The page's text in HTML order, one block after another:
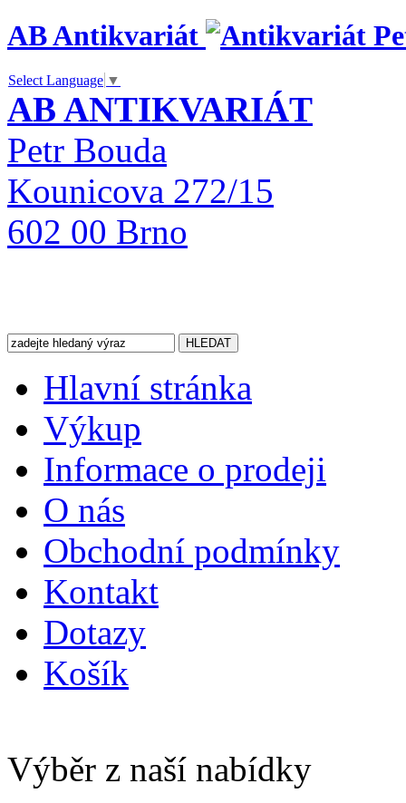
AB Antikvariát
Select Language ▼
AB ANTIKVARIÁT
Petr Bouda
Kounicova 272/15
602 00 Brno
Hlavní stránka
Výkup
Informace o prodeji
O nás
Obchodní podmínky
Kontakt
Dotazy
Košík
Výběr z naší nabídky